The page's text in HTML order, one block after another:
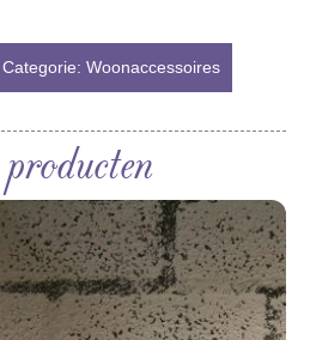
Categorie: Woonaccessoires